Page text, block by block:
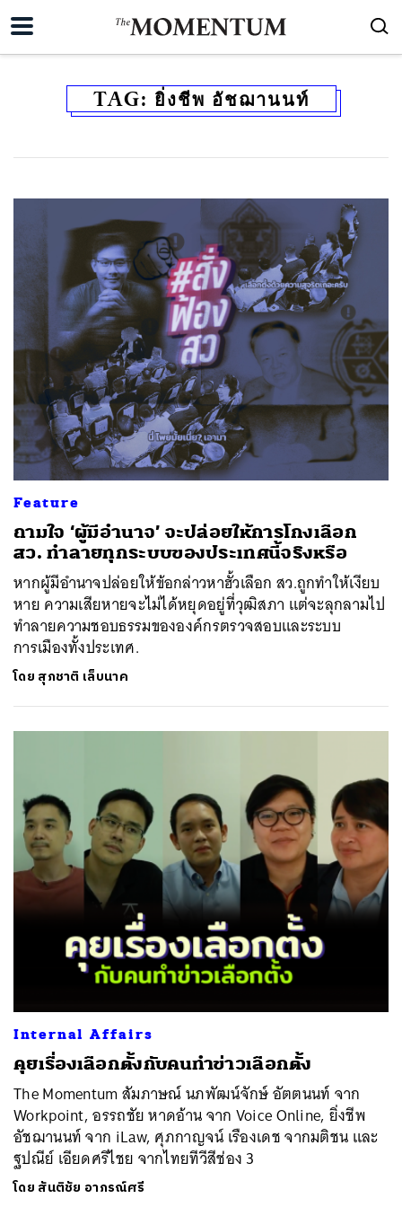
TAG: ยิ่งชีพ อัชฌานนท์
Feature
ถามใจ ‘ผู้มีอำนาจ’ จะปล่อยให้การโกงเลือก
สว. ทำลายทุกระบบของประเทศนี้จริงหรือ
หากผู้มีอำนาจปล่อยให้ข้อกล่าวหาฮั้วเลือก สว.ถูกทำให้เงียบ
หาย ความเสียหายจะไม่ได้หยุดอยู่ที่วุฒิสภา แต่จะลุกลามไป
ทำลายความชอบธรรมขององค์กรตรวจสอบและระบบ
การเมืองทั้งประเทศ.
โดย สุภชาติ เล็บนาค
Internal Affairs
คุยเรื่องเลือกตั้งกับคนทำข่าวเลือกตั้ง
The Momentum สัมภาษณ์ นภพัฒน์จักษ์ อัตตนนท์ จาก
Workpoint, อรรถชัย หาดอ้าน จาก Voice Online, ยิ่งชีพ
อัชฌานนท์ จาก iLaw, ศุภกาญจน์ เรืองเดช จากมติชน และ
ฐปณีย์ เอียดศรีไชย จากไทยทีวีสีช่อง 3
โดย สันติชัย อาภรณ์ศรี
SHARE TWEET LINE EMAIL